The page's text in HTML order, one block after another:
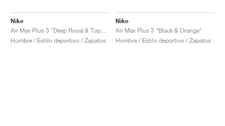
Nike
Hombre / Estilo deportivo / Zapatos
Nike
Air Max Plus 3 "Black & Orange"
Hombre / Estilo deportivo / Zapatos